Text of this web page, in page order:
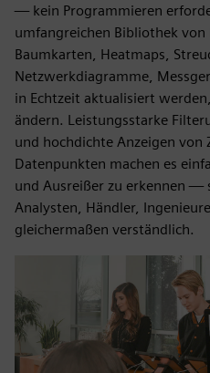
— kein Programmieren
umfangreichen Bibliothek
Baumkarten, Heatmaps,
Netzwerkdiagramme,
in Echtzeit aktualisiert
ändern. Leistungsstarke
und hochdichte Anzeigen von
Datenpunkten machen es
und Ausreißer zu erkennen
Analysten, Händler,
gleichermaßen verständlich.